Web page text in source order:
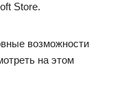
Store.
возможности
на этом